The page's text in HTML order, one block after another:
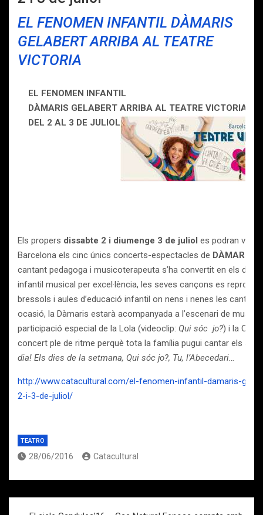
EL FENOMEN INFANTIL DÀMARIS
GELABERT ARRIBA AL TEATRE
VICTORIA
EL FENOMEN INFANTIL
DÀMARIS GELABERT ARRIBA AL TEATRE VICTORIA
DEL 2 AL 3 DE JULIOL
Els propers dissabte 2 i diumenge 3 de juliol es podran
Barcelona els cinc únics concerts-espectacles de DÀMARIS
cantant pedagoga i musicoterapeuta s’ha convertit en els
infantil musical per excel·lència, les seves cançons es
bressols i aules d’educació infantil on nens i nenes les canten i
ocasió, la Dàmaris estarà acompanyada a l’escenari de
participació especial de la Lola (videoclip: Qui sóc jo?) i la
concert ple de ritme perquè tota la família pugui cantar els
dia! Els dies de la setmana, Qui sóc jo?, Tu, l’Abecedari…
http://www.catacultural.com/el-fenomen-infantil-damaris-
2-i-3-de-juliol/
TEATRO
28/06/2016 Catacultural